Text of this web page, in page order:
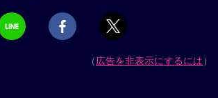
（広告を非表示にするには）